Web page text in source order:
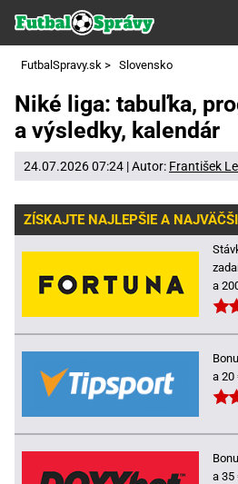
FutbalSpravy.sk > Slovensko
Niké liga: tabuľka,
a výsledky, kalendár
24.07.2026 07:24 | Autor: František
ZÍSKAJTE NAJLEPŠIE A
a
a 20
a 35